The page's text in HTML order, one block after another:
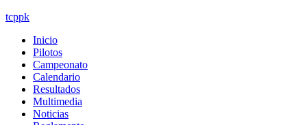
tcppk
Inicio
Pilotos
Campeonato
Calendario
Resultados
Multimedia
Noticias